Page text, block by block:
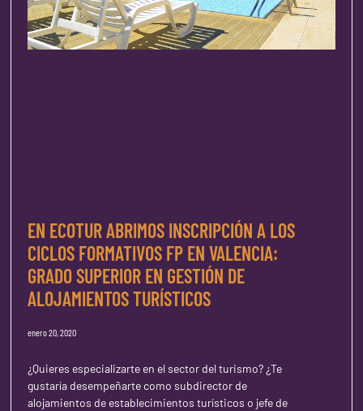
EN ECOTUR ABRIMOS INSCRIPCIÓN A LOS
CICLOS FORMATIVOS FP EN VALENCIA:
GRADO SUPERIOR EN GESTIÓN DE
ALOJAMIENTOS TURÍSTICOS
enero 20, 2020
¿Quieres especializarte en el sector del turismo? ¿Te
gustaría desempeñarte como subdirector de
alojamientos de establecimientos turísticos o jefe de